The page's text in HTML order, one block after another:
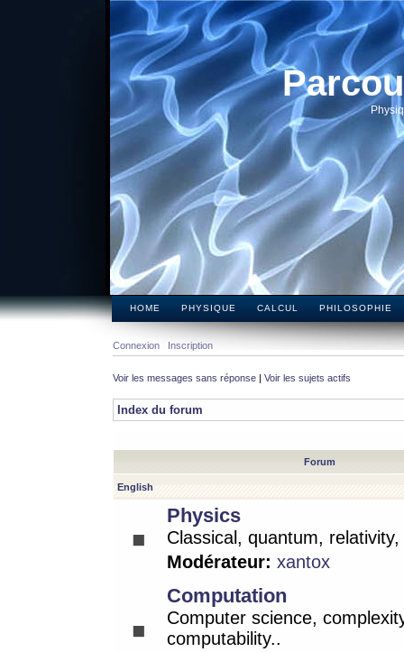
HOME PHYSIQUE CALCUL PHILOSOPHIE
Connexion Inscription
Voir les messages sans réponse | Voir les sujets actifs
Index du forum
Forum
English
Physics
Classical, quantum,
Modérateur: xantox
Computation
Computer science,
computability..